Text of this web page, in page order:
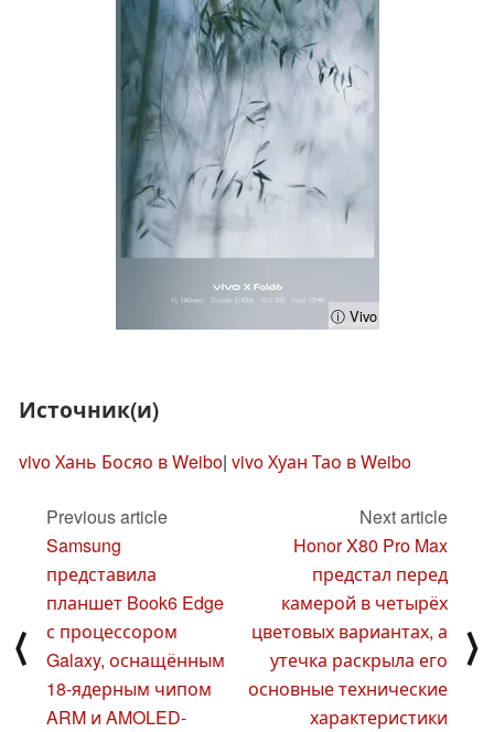
ⓘ Vivo
Источник(и)
vivo Хань Босяо в Weibo| vivo Хуан Тао в Weibo
⟨
Previous article
Samsung
представила
планшет Book6 Edge
с процессором
Galaxy, оснащённым
18-ядерным чипом
ARM и AMOLED-
Next article
Honor X80 Pro Max
предстал перед
камерой в четырёх
цветовых вариантах, а
утечка раскрыла его
основные технические
характеристики
⟩